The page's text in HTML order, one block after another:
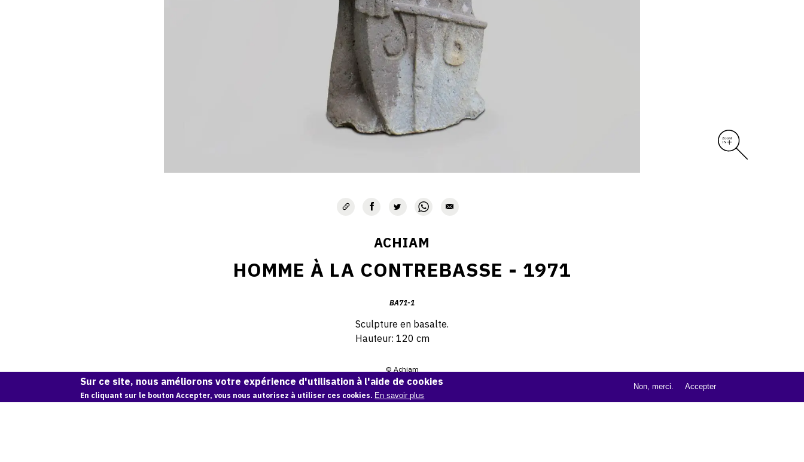
ACHIAM
HOMME À LA CONTREBASSE - 1971
BA71-1
Sculpture en basalte.
Hauteur: 120 cm
© Achiam
Demande d'information
Sur ce site, nous améliorons votre expérience d'utilisation à l'aide de cookies
En cliquant sur le bouton Accepter, vous nous autorisez à utiliser ces cookies. En savoir plus
Non, merci. Accepter